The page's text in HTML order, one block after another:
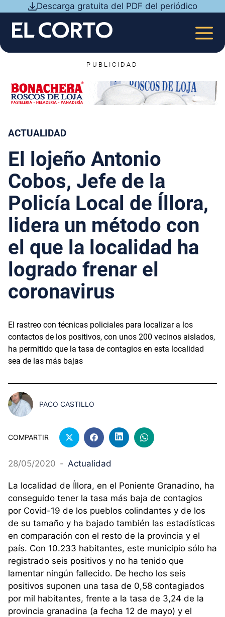
contenido
Descarga gratuita del PDF del periódico
PUBLICIDAD
ACTUALIDAD
El lojeño Antonio
Cobos, Jefe de la
Policía Local de Íllora,
lidera un método con
el que la localidad ha
logrado frenar el
coronavirus
El rastreo con técnicas policiales para localizar a los
contactos de los positivos, con unos 200 vecinos aislados,
ha permitido que la tasa de contagios en esta localidad
sea de las más bajas
PACO CASTILLO
COMPARTIR
28/05/2020 - Actualidad
La localidad de Íllora, en el Poniente Granadino, ha
conseguido tener la tasa más baja de contagios
por Covid-19 de los pueblos colindantes y de los
de su tamaño y ha bajado también las estadísticas
en comparación con el resto de la provincia y el
país. Con 10.233 habitantes, este municipio sólo ha
registrado seis positivos y no ha tenido que
lamentar ningún fallecido. De hecho los seis
positivos suponen una tasa de 0,58 contagiados
por mil habitantes, frente a la tasa de 3,24 de la
provincia granadina (a fecha 12 de mayo) y el